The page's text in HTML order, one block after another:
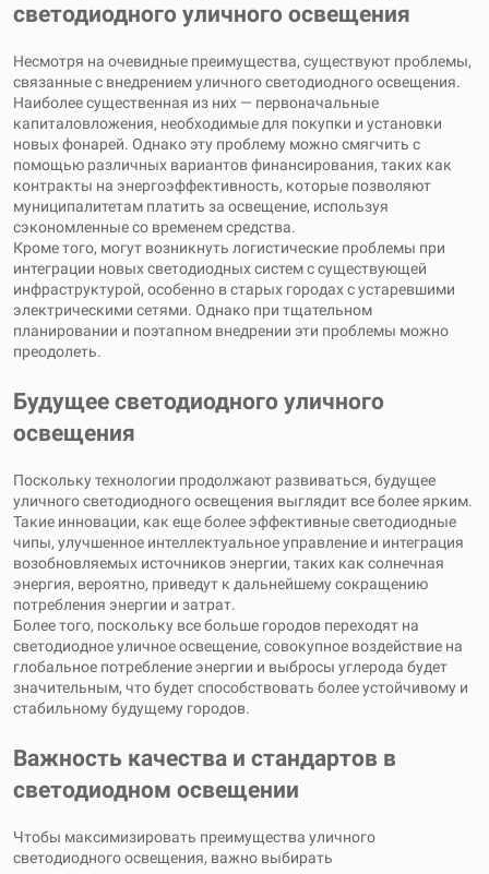
светодиодного уличного освещения
Несмотря на очевидные преимущества, существуют проблемы,
связанные с внедрением уличного светодиодного освещения.
Наиболее существенная из них — первоначальные
капиталовложения, необходимые для покупки и установки
новых фонарей. Однако эту проблему можно смягчить с
помощью различных вариантов финансирования, таких как
контракты на энергоэффективность, которые позволяют
муниципалитетам платить за освещение, используя
сэкономленные со временем средства.
Кроме того, могут возникнуть логистические проблемы при
интеграции новых светодиодных систем с существующей
инфраструктурой, особенно в старых городах с устаревшими
электрическими сетями. Однако при тщательном
планировании и поэтапном внедрении эти проблемы можно
преодолеть.
Будущее светодиодного уличного
освещения
Поскольку технологии продолжают развиваться, будущее
уличного светодиодного освещения выглядит все более ярким.
Такие инновации, как еще более эффективные светодиодные
чипы, улучшенное интеллектуальное управление и интеграция
возобновляемых источников энергии, таких как солнечная
энергия, вероятно, приведут к дальнейшему сокращению
потребления энергии и затрат.
Более того, поскольку все больше городов переходят на
светодиодное уличное освещение, совокупное воздействие на
глобальное потребление энергии и выбросы углерода будет
значительным, что будет способствовать более устойчивому и
стабильному будущему городов.
Важность качества и стандартов в
светодиодном освещении
Чтобы максимизировать преимущества уличного
светодиодного освещения, важно выбирать